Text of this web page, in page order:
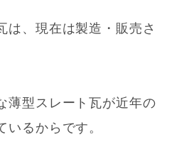
は、現在は製造・販売さ
薄型スレート瓦が近年の
いるからです。